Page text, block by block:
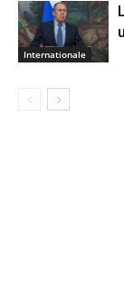
Internationale